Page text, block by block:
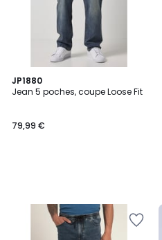
JP1880
Jean 5 poches, coupe Loose Fit
79,99 €